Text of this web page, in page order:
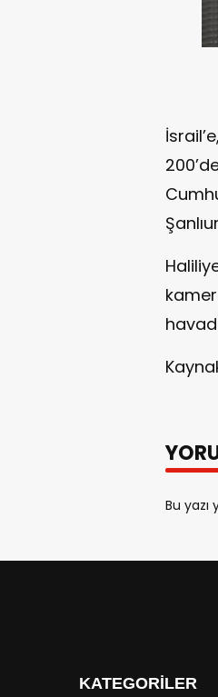
Bu yazı
KATEGORİLER